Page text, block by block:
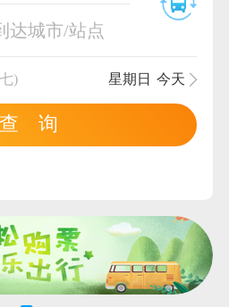
达城市/站点
) 星期日 今天
查 询